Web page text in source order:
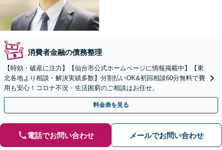
消費者金融の債務整理
【時効・破産に注力】【仙台市公式ホームページに情報掲載中】【東
北各地より相談・解決実績多数】分割払いOK&初回相談60分無料で費
用も安心！コロナ不況・生活困窮のご相談はお任せ。
料金表を見る
電話でお問い合わせ メールでお問い合わせ